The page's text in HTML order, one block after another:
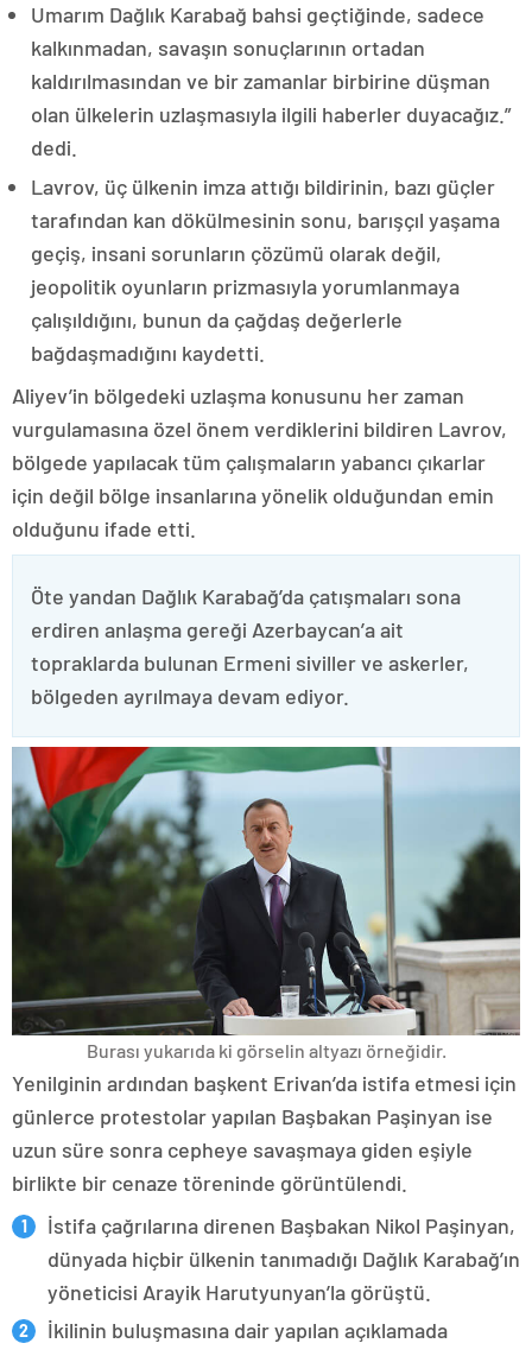
Umarım Dağlık Karabağ bahsi geçtiğinde, sadece
kalkınmadan, savaşın sonuçlarının ortadan
kaldırılmasından ve bir zamanlar birbirine düşman
olan ülkelerin uzlaşmasıyla ilgili haberler duyacağız.”
dedi.
Lavrov, üç ülkenin imza attığı bildirinin, bazı güçler
tarafından kan dökülmesinin sonu, barışçıl yaşama
geçiş, insani sorunların çözümü olarak değil,
jeopolitik oyunların prizmasıyla yorumlanmaya
çalışıldığını, bunun da çağdaş değerlerle
bağdaşmadığını kaydetti.
Aliyev’in bölgedeki uzlaşma konusunu her zaman
vurgulamasına özel önem verdiklerini bildiren Lavrov,
bölgede yapılacak tüm çalışmaların yabancı çıkarlar
için değil bölge insanlarına yönelik olduğundan emin
olduğunu ifade etti.
Öte yandan Dağlık Karabağ’da çatışmaları sona
erdiren anlaşma gereği Azerbaycan’a ait
topraklarda bulunan Ermeni siviller ve askerler,
bölgeden ayrılmaya devam ediyor.
Burası yukarıda ki görselin altyazı örneğidir.
Yenilginin ardından başkent Erivan’da istifa etmesi için
günlerce protestolar yapılan Başbakan Paşinyan ise
uzun süre sonra cepheye savaşmaya giden eşiyle
birlikte bir cenaze töreninde görüntülendi.
İstifa çağrılarına direnen Başbakan Nikol Paşinyan,
dünyada hiçbir ülkenin tanımadığı Dağlık Karabağ’ın
yöneticisi Arayik Harutyunyan’la görüştü.
İkilinin buluşmasına dair yapılan açıklamada